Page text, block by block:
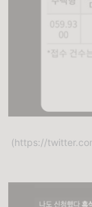
(https://